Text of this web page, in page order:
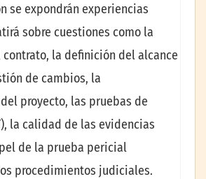
se expondrán experiencias
sobre cuestiones como la
la definición del alcance
de cambios, la
proyecto, las pruebas de
la calidad de las evidencias
de la prueba pericial
procedimientos judiciales.